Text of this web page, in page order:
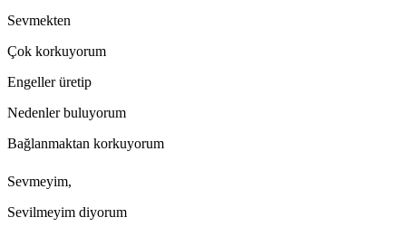
Sevmekten
Çok korkuyorum
Engeller üretip
Nedenler buluyorum
Bağlanmaktan korkuyorum
Sevmeyim,
Sevilmeyim diyorum